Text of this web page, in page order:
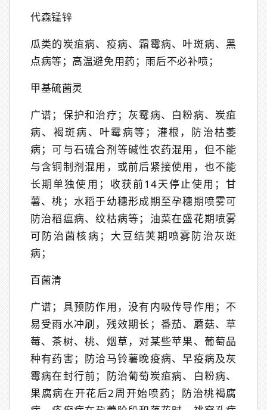
代森锰锌
瓜类的炭疽病、疫病、霜霉病、叶斑病、黑
点病等；高温避免用药；雨后不必补喷；
甲基硫菌灵
广谱；保护和治疗；灰霉病、白粉病、炭疽
病、褐斑病、叶霉病等；灌根，防治枯萎
病；可与石硫合剂等碱性农药混用，但不能
与含铜制剂混用，或前后紧接使用，也不能
长期单独使用；收获前14天停止使用；甘
薯、桃；水稻于幼穗形成期至孕穗期喷雾可
防治稻瘟病、纹枯病等；油菜在盛花期喷雾
可防治菌核病；大豆结荚期喷雾防治灰斑
病；
百菌清
广谱；具预防作用，没有内吸传导作用；不
易受雨水冲刷，残效期长；番茄、蘑菇、草
莓、茶树、桃、烟草，对某些苹果、葡萄品
种有药害；防洽马铃薯晚疫病、早疫病及灰
霉病在封行前；防治葡萄炭疽病、白粉病、
果腐病在开花后2周开始喷药；防治桃褐腐